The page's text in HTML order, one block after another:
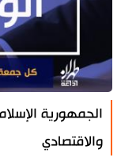
الجمهورية
والاقتصادي